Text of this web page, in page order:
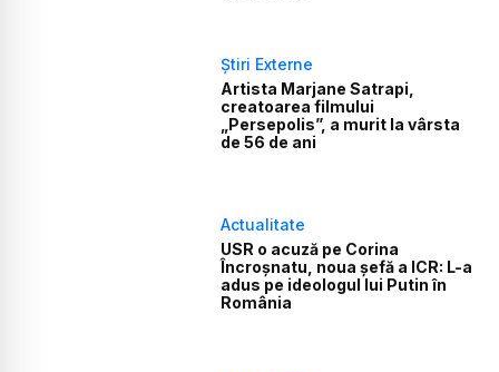
Știri Externe
Artista Marjane Satrapi,
creatoarea filmului
„Persepolis”, a murit la vârsta
de 56 de ani
Actualitate
USR o acuză pe Corina
Încroșnatu, noua șefă a ICR: L-a
adus pe ideologul lui Putin în
România